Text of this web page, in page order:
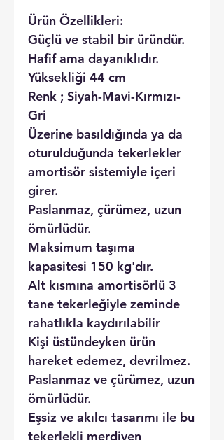
Ürün Özellikleri:
Güçlü ve stabil bir üründür.
Hafif ama dayanıklıdır.
Yüksekliği 44 cm
Renk ; Siyah-Mavi-Kırmızı-
Gri
Üzerine basıldığında ya da
oturulduğunda tekerlekler
amortisör sistemiyle içeri
girer.
Paslanmaz, çürümez, uzun
ömürlüdür.
Maksimum taşıma
kapasitesi 150 kg'dır.
Alt kısmına amortisörlü 3
tane tekerleğiyle zeminde
rahatlıkla kaydırılabilir
Kişi üstündeyken ürün
hareket edemez, devrilmez.
Paslanmaz ve çürümez, uzun
ömürlüdür.
Eşsiz ve akılcı tasarımı ile bu
tekerlekli merdiven